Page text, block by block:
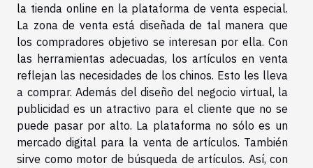
la tienda online en la plataforma de venta especial.
La zona de venta está diseñada de tal manera que
los compradores objetivo se interesan por ella. Con
las herramientas adecuadas, los artículos en venta
reflejan las necesidades de los chinos. Esto les lleva
a comprar. Además del diseño del negocio virtual, la
publicidad es un atractivo para el cliente que no se
puede pasar por alto. La plataforma no sólo es un
mercado digital para la venta de artículos. También
sirve como motor de búsqueda de artículos. Así, con